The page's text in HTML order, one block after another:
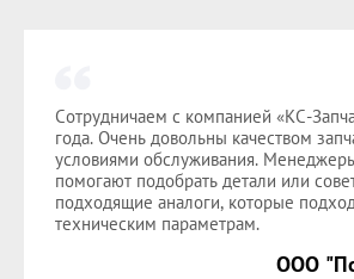
Сотрудничаем с компанией «КС-
года. Очень довольны качеством
условиями обслуживания.
помогают подобрать детали или
подходящие аналоги, которые
техническим параметрам.
ООО